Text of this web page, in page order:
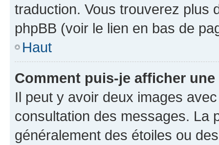
traduction. Vous trouverez plus
phpBB (voir le lien en bas de
Haut
Comment puis-je afficher
Il peut y avoir deux images
consultation des messages. La
généralement des étoiles ou